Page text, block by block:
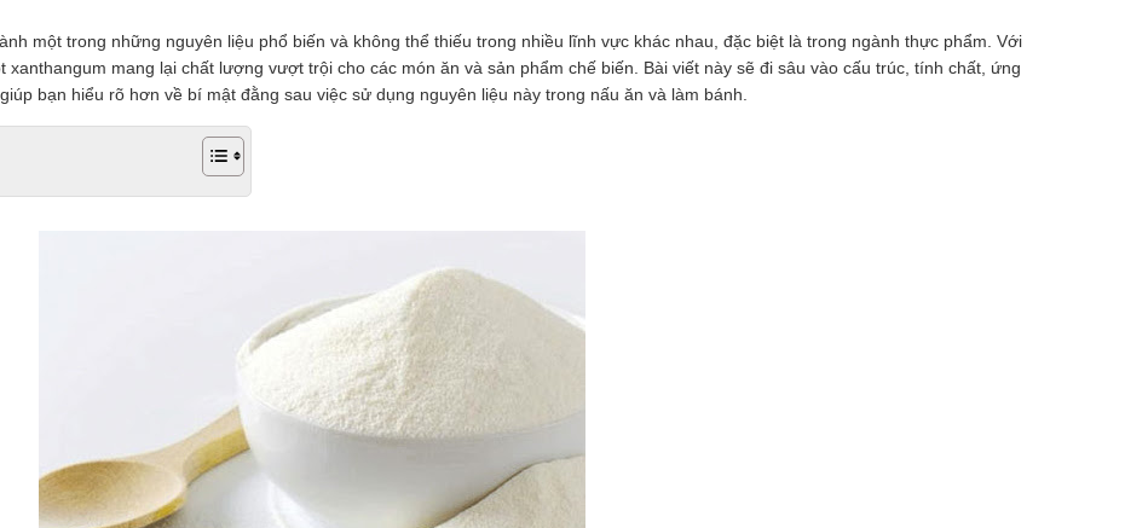
một trong những nguyên liệu phổ biến và không thể thiếu trong nhiều lĩnh vực khác nhau, đặc biệt là trong ngành thực phẩm. Với
mang lại chất lượng vượt trội cho các món ăn và sản phẩm chế biến. Bài viết này sẽ đi sâu vào cấu trúc, tính chất, ứng
bạn hiểu rõ hơn về bí mật đằng sau việc sử dụng nguyên liệu này trong nấu ăn và làm bánh.